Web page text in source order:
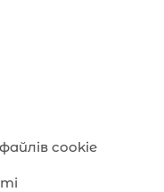
cookie